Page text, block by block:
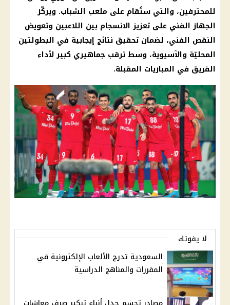
للمحترفين، والتي ستُقام على ملعب الشباب. ويركّز
الجهاز الفني على تعزيز الانسجام بين اللاعبين وتعويض
النقص الفني، لضمان تحقيق نتائج إيجابية في البطولتين
المحليّة والآسيوية، وسط ترقب جماهيري كبير لأداء
الفريق في المباريات المقبلة.
لا يفوتك
السعودية تدرج الألعاب الإلكترونية في
المقررات والمناهج الدراسية